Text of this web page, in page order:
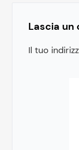
Lascia un
Il tuo